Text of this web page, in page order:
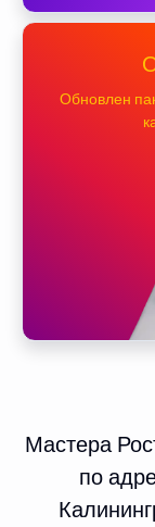
Обновлен
Мастера
по